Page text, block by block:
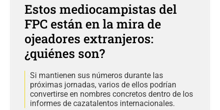
Estos mediocampistas del
FPC están en la mira de
ojeadores extranjeros:
¿quiénes son?
Si mantienen sus números durante las
próximas jornadas, varios de ellos podrían
convertirse en nombres concretos dentro de los
informes de cazatalentos internacionales.